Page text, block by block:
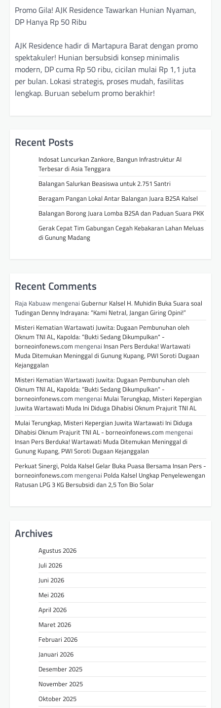
Promo Gila! AJK Residence Tawarkan Hunian Nyaman,
DP Hanya Rp 50 Ribu
AJK Residence hadir di Martapura Barat dengan promo
spektakuler! Hunian bersubsidi konsep minimalis
modern, DP cuma Rp 50 ribu, cicilan mulai Rp 1,1 juta
per bulan. Lokasi strategis, proses mudah, fasilitas
lengkap. Buruan sebelum promo berakhir!
Recent Posts
Indosat Luncurkan Zankore, Bangun Infrastruktur AI
Terbesar di Asia Tenggara
Balangan Salurkan Beasiswa untuk 2.751 Santri
Beragam Pangan Lokal Antar Balangan Juara B2SA Kalsel
Balangan Borong Juara Lomba B2SA dan Paduan Suara PKK
Gerak Cepat Tim Gabungan Cegah Kebakaran Lahan Meluas
di Gunung Madang
Recent Comments
Raja Kabuaw mengenai Gubernur Kalsel H. Muhidin Buka Suara soal
Tudingan Denny Indrayana: “Kami Netral, Jangan Giring Opini!”
Misteri Kematian Wartawati Juwita: Dugaan Pembunuhan oleh
Oknum TNI AL, Kapolda: “Bukti Sedang Dikumpulkan" -
borneoinfonews.com mengenai Insan Pers Berduka! Wartawati
Muda Ditemukan Meninggal di Gunung Kupang, PWI Soroti Dugaan
Kejanggalan
Misteri Kematian Wartawati Juwita: Dugaan Pembunuhan oleh
Oknum TNI AL, Kapolda: “Bukti Sedang Dikumpulkan" -
borneoinfonews.com mengenai Mulai Terungkap, Misteri Kepergian
Juwita Wartawati Muda Ini Diduga Dihabisi Oknum Prajurit TNI AL
Mulai Terungkap, Misteri Kepergian Juwita Wartawati Ini Diduga
Dihabisi Oknum Prajurit TNI AL - borneoinfonews.com mengenai
Insan Pers Berduka! Wartawati Muda Ditemukan Meninggal di
Gunung Kupang, PWI Soroti Dugaan Kejanggalan
Perkuat Sinergi, Polda Kalsel Gelar Buka Puasa Bersama Insan Pers -
borneoinfonews.com mengenai Polda Kalsel Ungkap Penyelewengan
Ratusan LPG 3 KG Bersubsidi dan 2,5 Ton Bio Solar
Archives
Agustus 2026
Juli 2026
Juni 2026
Mei 2026
April 2026
Maret 2026
Februari 2026
Januari 2026
Desember 2025
November 2025
Oktober 2025